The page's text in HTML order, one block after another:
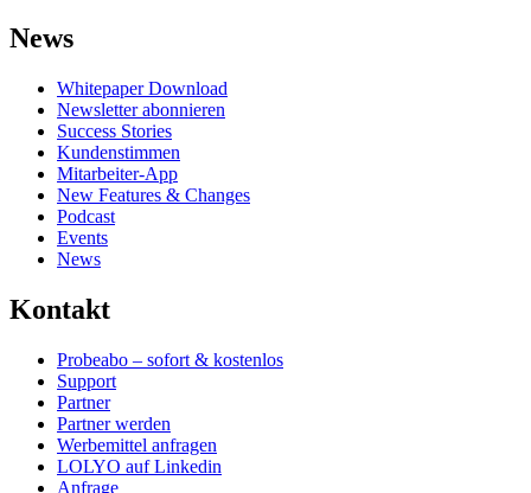
News
Whitepaper Download
Newsletter abonnieren
Success Stories
Kundenstimmen
Mitarbeiter-App
New Features & Changes
Podcast
Events
News
Kontakt
Probeabo – sofort & kostenlos
Support
Partner
Partner werden
Werbemittel anfragen
LOLYO auf Linkedin
Anfrage